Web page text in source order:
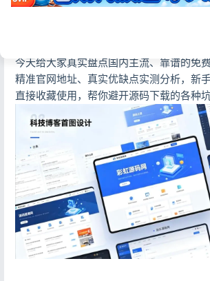
今天给大家真实盘点国内主流、靠谱的免
精准官网地址、真实优缺点实测分析，新
直接收藏使用，帮你避开源码下载的各种坑